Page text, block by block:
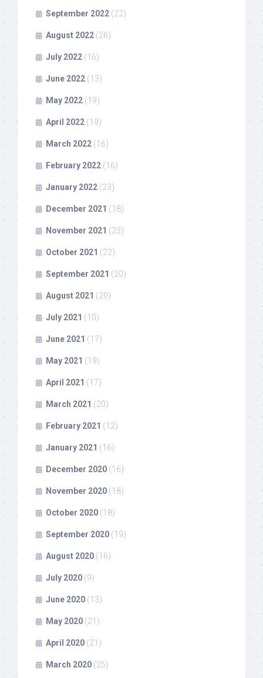
September 2022 (22)
August 2022 (26)
July 2022 (16)
June 2022 (13)
May 2022 (19)
April 2022 (19)
March 2022 (16)
February 2022 (16)
January 2022 (23)
December 2021 (18)
November 2021 (23)
October 2021 (22)
September 2021 (20)
August 2021 (20)
July 2021 (10)
June 2021 (17)
May 2021 (19)
April 2021 (17)
March 2021 (20)
February 2021 (12)
January 2021 (16)
December 2020 (16)
November 2020 (18)
October 2020 (18)
September 2020 (19)
August 2020 (16)
July 2020 (9)
June 2020 (13)
May 2020 (21)
April 2020 (21)
March 2020 (25)